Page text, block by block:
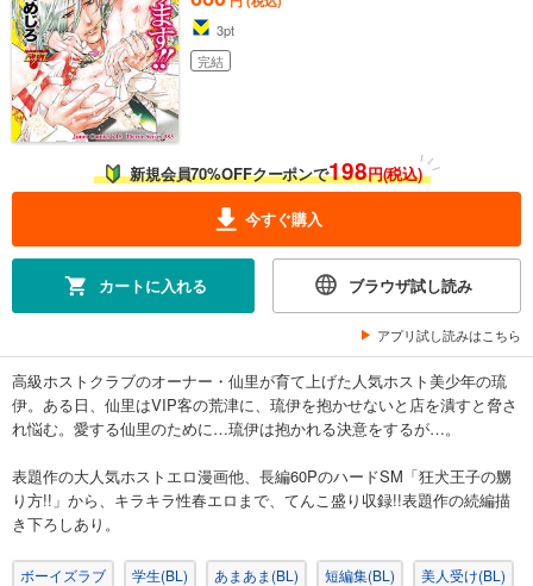
3pt
完結
新規会員70%OFFクーポンで198円(税込)
今すぐ購入
カートに入れる ブラウザ試し読み
アプリ試し読みはこちら
高級ホストクラブのオーナー・仙里が育て上げた人気ホスト美少年の琉
伊。ある日、仙里はVIP客の荒津に、琉伊を抱かせないと店を潰すと脅さ
れ悩む。愛する仙里のために…琉伊は抱かれる決意をするが…。
表題作の大人気ホストエロ漫画他、長編60PのハードSM「狂犬王子の嬲
り方!!」から、キラキラ性春エロまで、てんこ盛り収録!!表題作の続編描
き下ろしあり。
ボーイズラブ 学生(BL) あまあま(BL) 短編集(BL) 美人受け(BL)